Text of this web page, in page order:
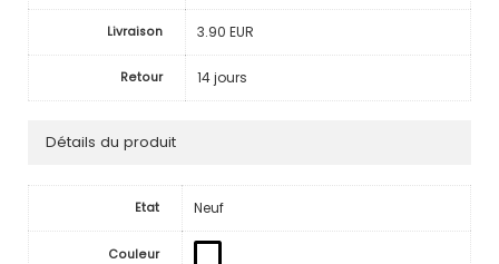
Livraison 3.90 EUR
Retour 14 jours
Détails du produit
Etat Neuf
Couleur